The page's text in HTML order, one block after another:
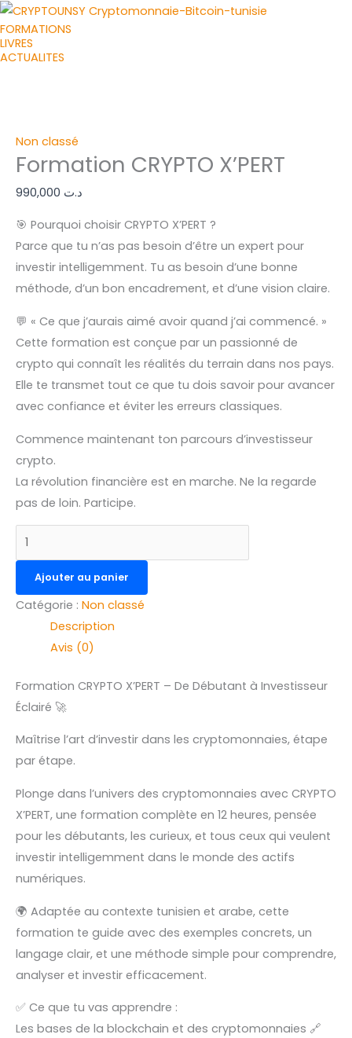
Aller
au
contenu
FORMATIONS
LIVRES
ACTUALITES
Non classé
Formation CRYPTO X’PERT
د.ت
🎯 Pourquoi choisir CRYPTO X’PERT ?
Parce que tu n’as pas besoin d’être un expert pour
investir intelligemment. Tu as besoin d’une bonne
méthode, d’un bon encadrement, et d’une vision claire.
💬 « Ce que j’aurais aimé avoir quand j’ai commencé. »
Cette formation est conçue par un passionné de
crypto qui connaît les réalités du terrain dans nos pays.
Elle te transmet tout ce que tu dois savoir pour avancer
avec confiance et éviter les erreurs classiques.
Commence maintenant ton parcours d’investisseur
crypto.
La révolution financière est en marche. Ne la regarde
pas de loin. Participe.
quantité
de
Formation
Ajouter au panier
Catégorie : Non classé
Description
Avis (0)
Formation CRYPTO X’PERT – De Débutant à Investisseur
Éclairé 🚀
Maîtrise l’art d’investir dans les cryptomonnaies, étape
par étape.
Plonge dans l’univers des cryptomonnaies avec CRYPTO
X’PERT, une formation complète en 12 heures, pensée
pour les débutants, les curieux, et tous ceux qui veulent
investir intelligemment dans le monde des actifs
numériques.
🌍 Adaptée au contexte tunisien et arabe, cette
formation te guide avec des exemples concrets, un
langage clair, et une méthode simple pour comprendre,
analyser et investir efficacement.
✅ Ce que tu vas apprendre :
Les bases de la blockchain et des cryptomonnaies 🔗